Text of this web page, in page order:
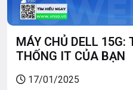
MÁY CHỦ DELL 15G:
THỐNG IT CỦA BẠN
17/01/2025